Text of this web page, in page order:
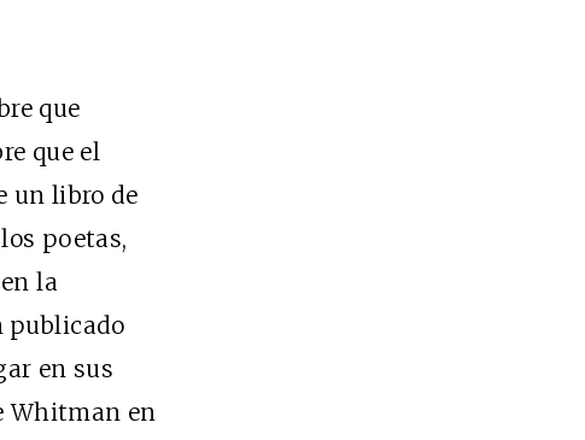
que
que el
un libro de
poetas,
la
publicado
en sus
Whitman en